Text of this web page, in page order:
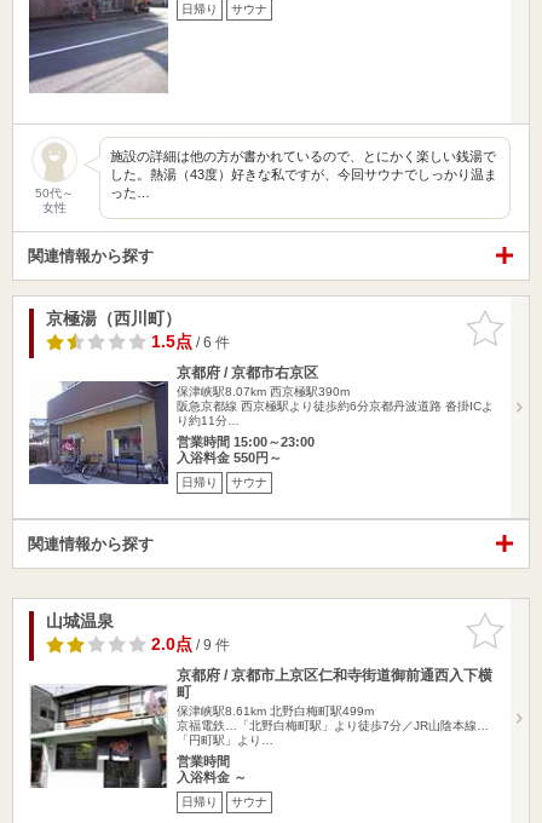
日帰り サウナ
50代～
女性
施設の詳細は他の方が書かれているので、とにかく楽しい銭湯で
した。熱湯（43度）好きな私ですが、今回サウナでしっかり温ま
った…
関連情報から探す
お気に入
りに追加
京極湯（西川町）
1.5点/ 6 件
京都府 / 京都市右京区
保津峡駅8.07km 西京極駅390m
阪急京都線 西京極駅より徒歩約6分京都丹波道路 沓掛ICよ
り約11分…
営業時間 15:00～23:00
入浴料金 550円～
日帰り サウナ
関連情報から探す
お気に入
りに追加
山城温泉
2.0点/ 9 件
京都府 / 京都市上京区仁和寺街道御前通西入下横
町
保津峡駅8.61km 北野白梅町駅499m
京福電鉄…「北野白梅町駅」より徒歩7分／JR山陰本線…
「円町駅」より…
営業時間
入浴料金 ～
日帰り サウナ